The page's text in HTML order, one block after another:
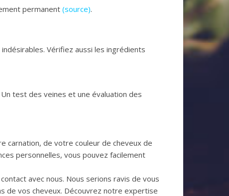
permanent (source).
Vérifiez aussi les ingrédients
test des veines et une évaluation des
carnation, de votre couleur de cheveux de
personnelles, vous pouvez facilement
avec nous. Nous serions ravis de vous
de vos cheveux. Découvrez notre expertise